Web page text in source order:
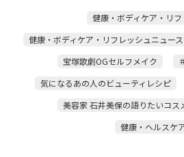
健康・ボディケア・リ
健康・ボディケア・リフレッシュニュース
宝塚歌劇OGセルフメイク
気になるあの人のビューティレシピ
美容家 石井美保の語りたいコス
健康・ヘルスケ